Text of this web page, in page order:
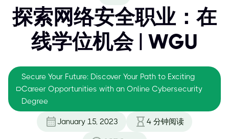
探索网络安全职业：在
线学位机会 | WGU
Secure Your Future: Discover Your Path to Exciting
Career Opportunities with an Online Cybersecurity
Degree
January 15, 2023 4 分钟阅读